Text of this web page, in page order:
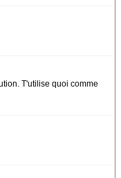
T'utilise quoi comme